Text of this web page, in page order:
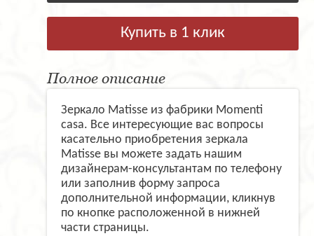
Купить в 1 клик
Полное описание
Зеркало Matisse из фабрики Momenti
casa. Все интересующие вас вопросы
касательно приобретения зеркала
Matisse вы можете задать нашим
дизайнерам-консультантам по телефону
или заполнив форму запроса
дополнительной информации, кликнув
по кнопке расположенной в нижней
части страницы.